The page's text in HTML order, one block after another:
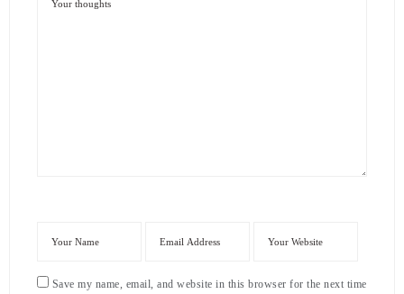
Save my name, email, and website in this browser for the next time